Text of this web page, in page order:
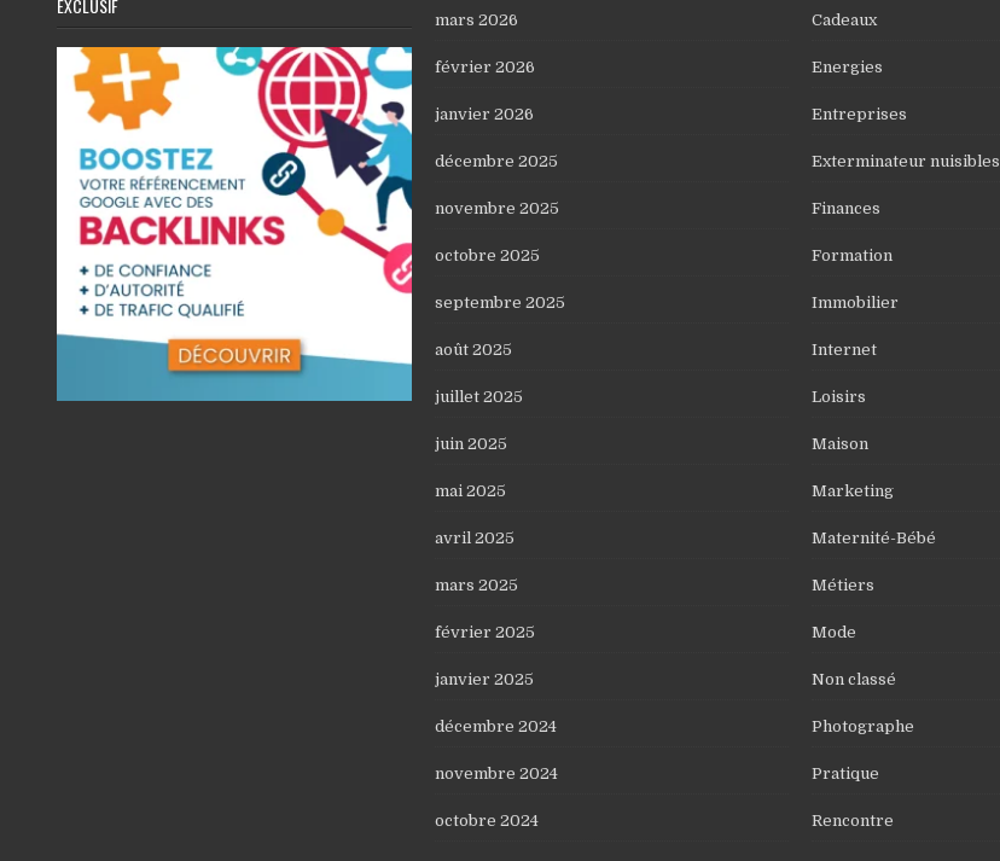
EXCLUSIF
mars 2026
février 2026
janvier 2026
décembre 2025
novembre 2025
octobre 2025
septembre 2025
août 2025
juillet 2025
juin 2025
mai 2025
avril 2025
mars 2025
février 2025
janvier 2025
décembre 2024
novembre 2024
octobre 2024
Cadeaux
Energies
Entreprises
Exterminateur nuisibles
Finances
Formation
Immobilier
Internet
Loisirs
Maison
Marketing
Maternité-Bébé
Métiers
Mode
Non classé
Photographe
Pratique
Rencontre